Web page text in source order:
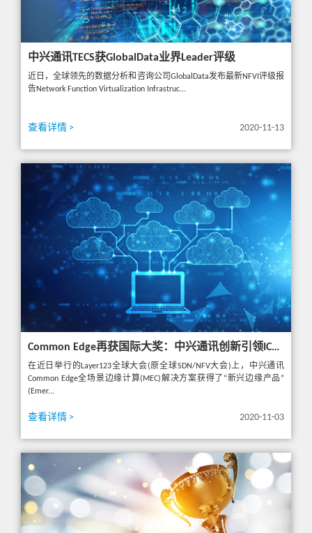
中兴通讯TECS获GlobalData业界Leader评级
近日，全球领先的数据分析和咨询公司GlobalData发布最新NFVI评级报
告Network Function Virtualization Infrastruc...
查看详情 > 2020-11-13
Common Edge再获国际大奖：中兴通讯创新引领ICT融合探索
在近日举行的Layer123全球大会(原全球SDN/NFV大会)上，中兴通讯
Common Edge全场景边缘计算(MEC)解决方案获得了“新兴边缘产品”
(Emer...
查看详情 > 2020-11-03